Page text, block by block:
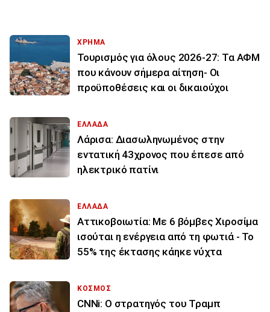
ΧΡΗΜΑ
Τουρισμός για όλους 2026-27: Τα ΑΦΜ
που κάνουν σήμερα αίτηση- Οι
προϋποθέσεις και οι δικαιούχοι
ΕΛΛΑΔΑ
Λάρισα: Διασωληνωμένος στην
εντατική 43χρονος που έπεσε από
ηλεκτρικό πατίνι
ΕΛΛΑΔΑ
Αττικοβοιωτία: Με 6 βόμβες Χιροσίμα
ισούται η ενέργεια από τη φωτιά - Το
55% της έκτασης κάηκε νύχτα
ΚΟΣΜΟΣ
CNNi: Ο στρατηγός του Τραμπ